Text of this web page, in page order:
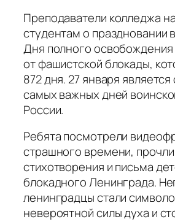
Преподаватели колледжа
студентам о праздновании
Дня полного
от фашистской блокады,
872 дня. 27 января
самых важных дней
России.
Ребята посмотрели
страшного времени, прочли
стихотворения и письма
блокадного Ленинграда.
ленинградцы стали
невероятной силы духа и